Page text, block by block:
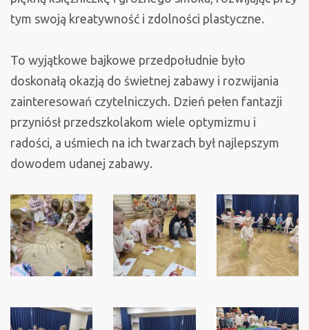
tym swoją kreatywność i zdolności plastyczne.
To wyjątkowe bajkowe przedpołudnie było
doskonałą okazją do świetnej zabawy i rozwijania
zainteresowań czytelniczych. Dzień pełen fantazji
przyniósł przedszkolakom wiele optymizmu i
radości, a uśmiech na ich twarzach był najlepszym
dowodem udanej zabawy.